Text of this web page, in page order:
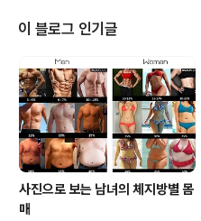
알려졌으며, 현재 잠금해제에서만 얼굴 인
것과 달리 향후 적용분야가 확대될 것으로
아이폰X가 각종 센서 및 카메라를 배치
노치 디자인을 적용한 것과 달리 원플러
이 아닌 현재와 같이 상단 베젤에 위치해
플러스5T와 크게 차이나지 ..
이 블로그 인기글
사진으로 보는 남녀의 체지방별 몸
매